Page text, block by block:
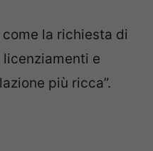
la richiesta di
e
più ricca”.